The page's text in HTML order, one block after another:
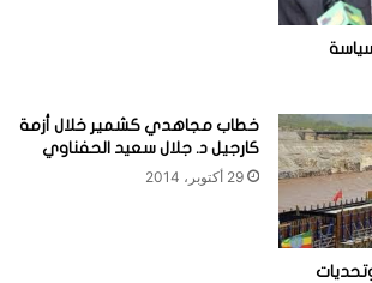
خطاب مجاهدي كشمير خلال أزمة
كارجيل د. جلال سعيد الحفناوي
29 أكتوبر، 2014